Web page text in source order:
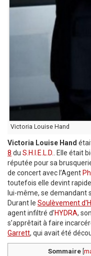
Victoria Louise Hand
Victoria Louise Hand
8 du S.H.I.E.L.D.. Elle était
réputée pour sa
de concert avec l’Agent
toutefois elle devint
lui-même, se demandant
Durant le Soulèvement
agent infiltré d’HYDRA,
s’apprêtait à faire
Garrett, qui avait été
Sommaire[